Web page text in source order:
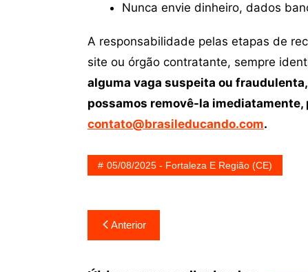
Nunca envie dinheiro, dados
A responsabilidade pelas etapas de
site ou órgão contratante, sempre
alguma vaga suspeita ou
possamos removê-la
contato@brasileducando.com.
05/08/2025 - Fortaleza E Região (CE)
Navegação
de
Anterior